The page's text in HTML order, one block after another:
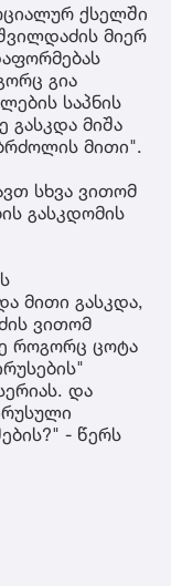
ქსელში
მიერ
გია
საპნის
გასკდა მიშა
მითი".
სხვა ვითომ
გასკდომის
მითი გასკდა,
ვითომ
როგორც ცოტა
და
- წერს